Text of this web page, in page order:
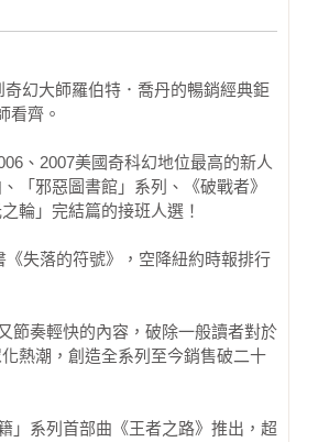
過氣的危險氛圍……這絕對是一本
」
是讓我回味不已。」
勝利。《鋼鐵心》證明了他不僅是
家。」
幻大師羅伯特．喬丹的暢銷經典鉅
看齊。
、2007美國奇科幻地位最高的新人
邪惡圖書館」系列、《破戰者》
輪」完結篇的接班人選！
失落的符號》，空降紐約時報排行
節奏輕快的內容，破除一般讀者對於
熱潮，創造全系列至今銷售破二十
」系列首部曲《王者之路》推出，超